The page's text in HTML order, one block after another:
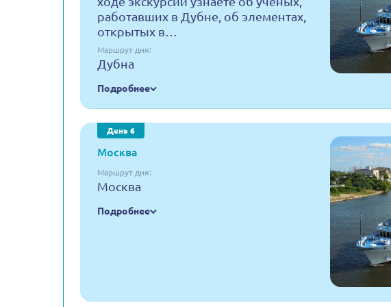
работавших в Дубне, об элементах,
открытых в…
Маршрут дня:
Дубна
Подробнее
День 6
Москва
Маршрут дня:
Москва
Подробнее